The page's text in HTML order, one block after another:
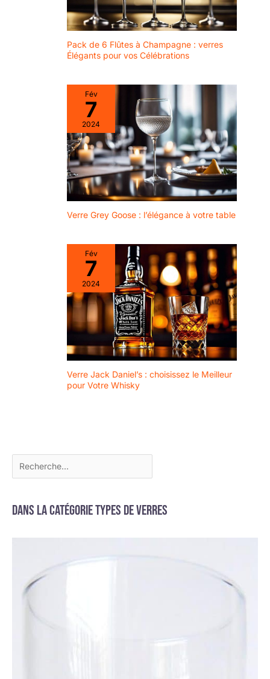
Pack de 6 Flûtes à Champagne : verres
Élégants pour vos Célébrations
Fév
7
2024
Verre Grey Goose : l’élégance à votre table
Fév
7
2024
Verre Jack Daniel’s : choisissez le Meilleur
pour Votre Whisky
Dans la catégorie Types de verres